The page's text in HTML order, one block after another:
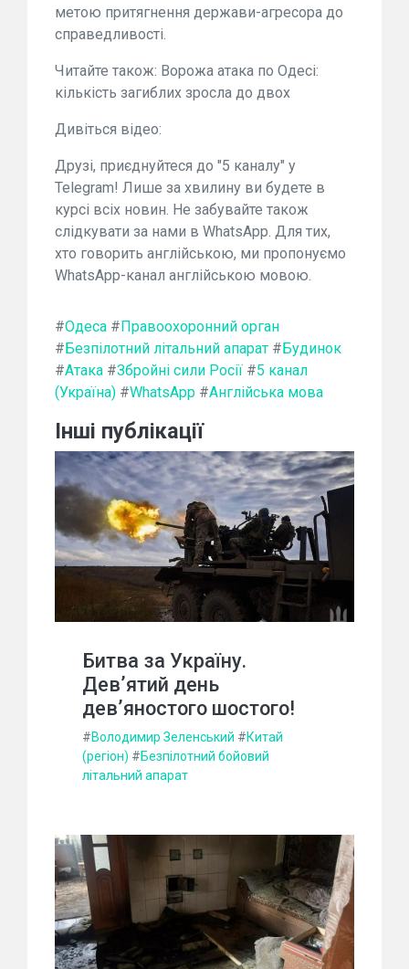
метою притягнення держави-агресора до
справедливості.
Читайте також: Ворожа атака по Одесі:
кількість загиблих зросла до двох
Дивіться відео:
Друзі, приєднуйтеся до "5 каналу" у
Telegram! Лише за хвилину ви будете в
курсі всіх новин. Не забувайте також
слідкувати за нами в WhatsApp. Для тих,
хто говорить англійською, ми пропонуємо
WhatsApp-канал англійською мовою.
#Одеса #Правоохоронний орган
#Безпілотний літальний апарат #Будинок
#Атака #Збройні сили Росії #5 канал
(Україна) #WhatsApp #Англійська мова
Інші публікації
Битва за Україну.
Дев’ятий день
дев’яностого шостого!
#Володимир Зеленський #Китай
(регіон) #Безпілотний бойовий
літальний апарат